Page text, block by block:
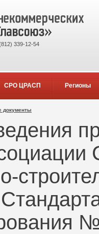
339-12-54
СРО ЦРАСП Регионы
документы